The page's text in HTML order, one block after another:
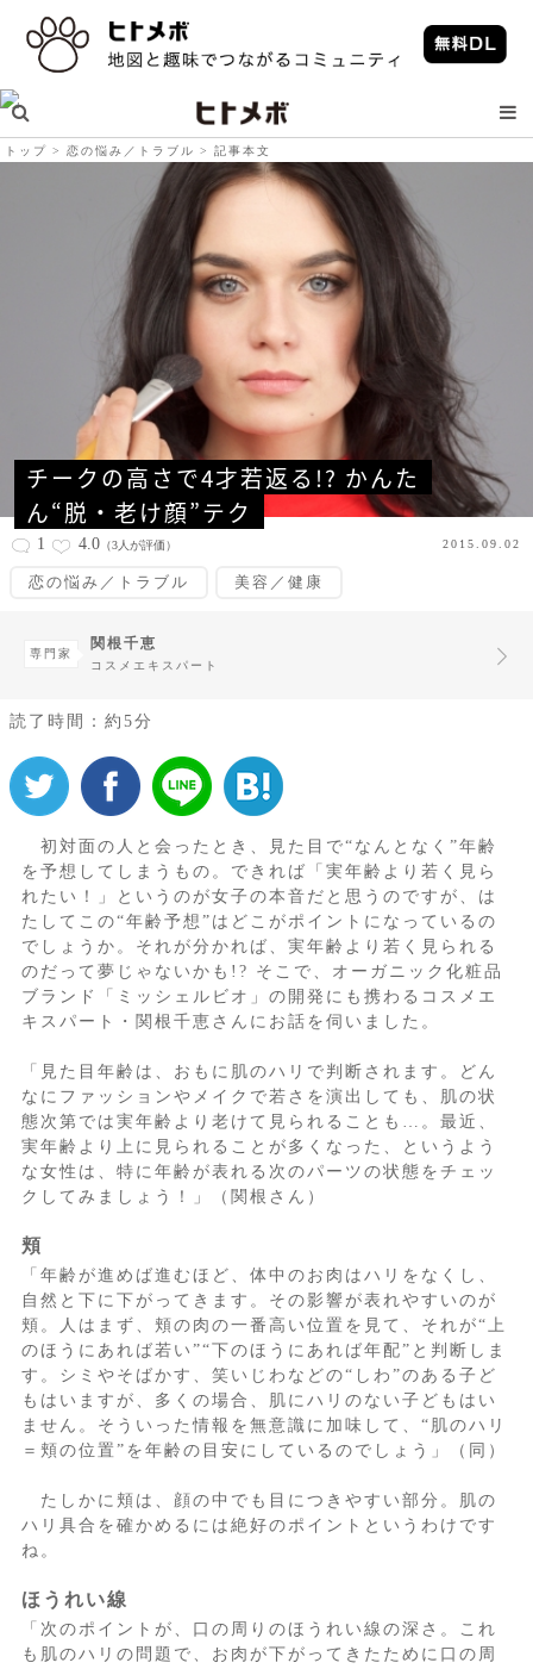
トップ 恋の悩み／トラブル 記事本文
チークの高さで4才若返る!? かんた
ん“脱・老け顔”テク
1 4.0 （3人が評価） 2015.09.02
恋の悩み／トラブル 美容／健康
専門家
関根千恵
コスメエキスパート
読了時間：約5分
初対面の人と会ったとき、見た目で“なんとなく”年齢
を予想してしまうもの。できれば「実年齢より若く見ら
れたい！」というのが女子の本音だと思うのですが、は
たしてこの“年齢予想”はどこがポイントになっているの
でしょうか。それが分かれば、実年齢より若く見られる
のだって夢じゃないかも!? そこで、オーガニック化粧品
ブランド「ミッシェルビオ」の開発にも携わるコスメエ
キスパート・関根千恵さんにお話を伺いました。
「見た目年齢は、おもに肌のハリで判断されます。どん
なにファッションやメイクで若さを演出しても、肌の状
態次第では実年齢より老けて見られることも…。最近、
実年齢より上に見られることが多くなった、というよう
な女性は、特に年齢が表れる次のパーツの状態をチェッ
クしてみましょう！」（関根さん）
頬
「年齢が進めば進むほど、体中のお肉はハリをなくし、
自然と下に下がってきます。その影響が表れやすいのが
頬。人はまず、頬の肉の一番高い位置を見て、それが“上
のほうにあれば若い”“下のほうにあれば年配”と判断しま
す。シミやそばかす、笑いじわなどの“しわ”のある子ど
もはいますが、多くの場合、肌にハリのない子どもはい
ません。そういった情報を無意識に加味して、“肌のハリ
＝頬の位置”を年齢の目安にしているのでしょう」（同）
たしかに頬は、顔の中でも目につきやすい部分。肌の
ハリ具合を確かめるには絶好のポイントというわけです
ね。
ほうれい線
「次のポイントが、口の周りのほうれい線の深さ。これ
も肌のハリの問題で、お肉が下がってきたために口の周